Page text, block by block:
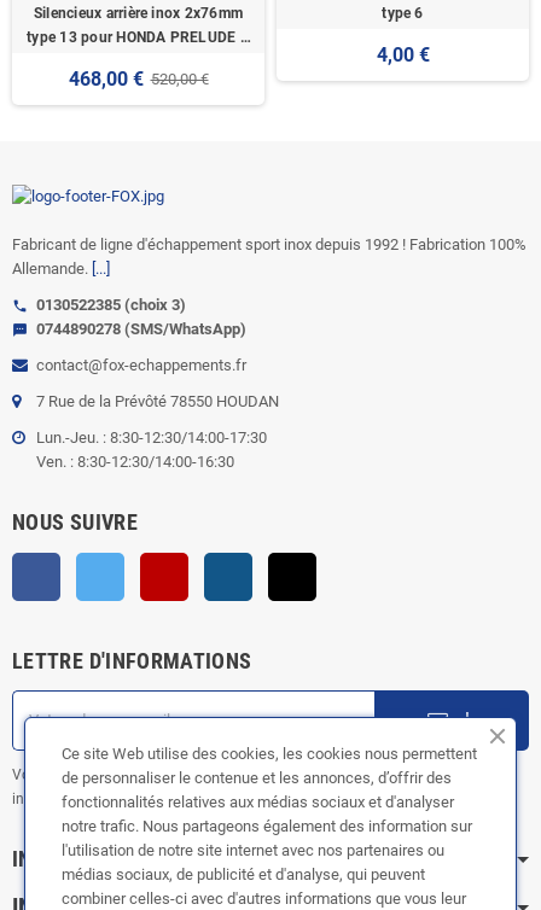
Silencieux arrière inox 2x76mm
type 13 pour HONDA PRELUDE V
468,00 € 520,00 €
type 6
4,00 €
Fabricant de ligne d'échappement sport inox depuis 1992 ! Fabrication 100%
Allemande. [...]
call 0130522385 (choix 3)
sms
0744890278 (SMS/WhatsApp)
contact@fox-echappements.fr
7 Rue de la Prévôté 78550 HOUDAN
Lun.-Jeu. : 8:30-12:30/14:00-17:30
Ven. : 8:30-12:30/14:00-16:30
NOUS SUIVRE
Facebook Twitter YouTube Instagram
LETTRE D'INFORMATIONS
ok
Vous pouvez vous désinscrire à tout moment. Vous trouverez pour cela nos
informations de contact dans les conditions d'utilisation du site.
INFORMATION
Ce site Web utilise des cookies, les cookies nous permettent
de personnaliser le contenue et les annonces, d’offrir des
fonctionnalités relatives aux médias sociaux et d'analyser
notre trafic. Nous partageons également des information sur
l'utilisation de notre site internet avec nos partenaires ou
médias sociaux, de publicité et d'analyse, qui peuvent
combiner celles-ci avec d'autres informations que vous leur